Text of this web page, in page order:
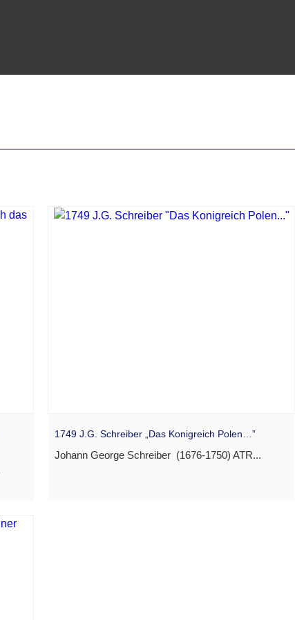
1749 J.G. Schreiber „Das Konigreich Polen…”
Johann George Schreiber (1676-1750) ATR...